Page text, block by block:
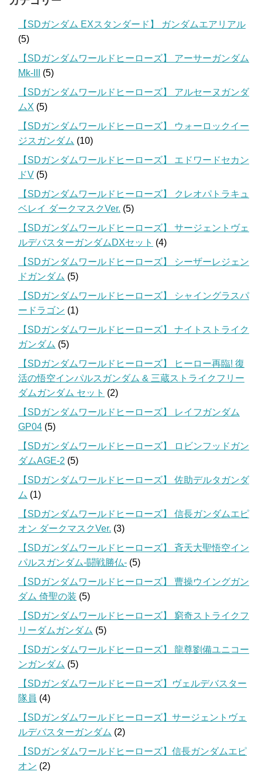
【SDガンダム EXスタンダード】 ガンダムエアリアル
(5)
【SDガンダムワールドヒーローズ】 アーサーガンダム
Mk-III
(5)
【SDガンダムワールドヒーローズ】 アルセーヌガンダ
ムX (5)
【SDガンダムワールドヒーローズ】 ウォーロックイー
ジスガンダム (10)
【SDガンダムワールドヒーローズ】 エドワードセカン
ドV (5)
【SDガンダムワールドヒーローズ】 クレオパトラキュ
ベレイ ダークマスクVer. (5)
【SDガンダムワールドヒーローズ】 サージェントヴェ
ルデバスターガンダムDXセット (4)
【SDガンダムワールドヒーローズ】 シーザーレジェン
ドガンダム (5)
【SDガンダムワールドヒーローズ】 シャイングラスパ
ードラゴン (1)
【SDガンダムワールドヒーローズ】 ナイトストライク
ガンダム (5)
【SDガンダムワールドヒーローズ】 ヒーロー再臨! 復
活の悟空インパルスガンダム & 三蔵ストライクフリー
ダムガンダム セット (2)
【SDガンダムワールドヒーローズ】 レイフガンダム
GP04 (5)
【SDガンダムワールドヒーローズ】 ロビンフッドガン
ダムAGE-2 (5)
【SDガンダムワールドヒーローズ】 佐助デルタガンダ
ム (1)
【SDガンダムワールドヒーローズ】 信長ガンダムエピ
オン ダークマスクVer. (3)
【SDガンダムワールドヒーローズ】 斉天大聖悟空イン
パルスガンダム-闘戦勝仏- (5)
【SDガンダムワールドヒーローズ】 曹操ウイングガン
ダム 倚聖の装 (5)
【SDガンダムワールドヒーローズ】 窮奇ストライクフ
リーダムガンダム (5)
【SDガンダムワールドヒーローズ】 龍尊劉備ユニコー
ンガンダム (5)
【SDガンダムワールドヒーローズ】ヴェルデバスター
隊員 (4)
【SDガンダムワールドヒーローズ】サージェントヴェ
ルデバスターガンダム (2)
【SDガンダムワールドヒーローズ】信長ガンダムエピ
オン (2)